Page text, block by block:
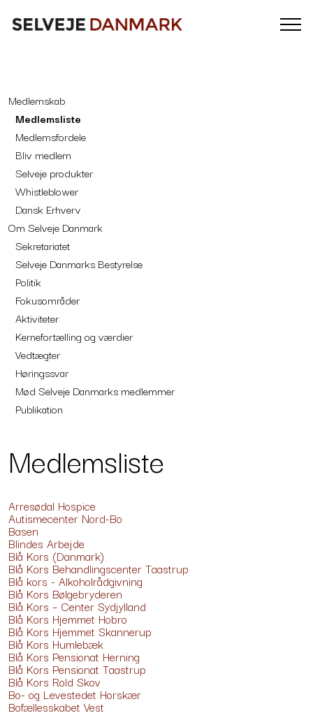
Medlemskab
Medlemsliste
Medlemsfordele
Bliv medlem
Selveje produkter
Whistleblower
Dansk Erhverv
Om Selveje Danmark
Sekretariatet
Selveje Danmarks Bestyrelse
Politik
Fokusområder
Aktiviteter
Kernefortælling og værdier
Vedtægter
Høringssvar
Mød Selveje Danmarks medlemmer
Publikation
Medlemsliste
Arresødal Hospice
Autismecenter Nord-Bo
Basen
Blindes Arbejde
Blå Kors (Danmark)
Blå Kors Behandlingscenter Taastrup
Blå kors - Alkoholrådgivning
Blå Kors Bølgebryderen
Blå Kors – Center Sydjylland
Blå Kors Hjemmet Hobro
Blå Kors Hjemmet Skannerup
Blå Kors Humlebæk
Blå Kors Pensionat Herning
Blå Kors Pensionat Taastrup
Blå Kors Rold Skov
Bo- og Levestedet Horskær
Bofællesskabet Vest